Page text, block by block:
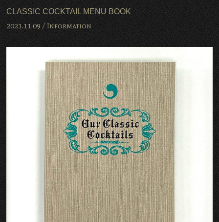
CLASSIC COCKTAIL MENU BOOK
2021.11.09 /Information